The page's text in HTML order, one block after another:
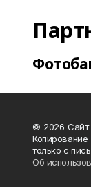
© 2026 Сайт
только с
Об